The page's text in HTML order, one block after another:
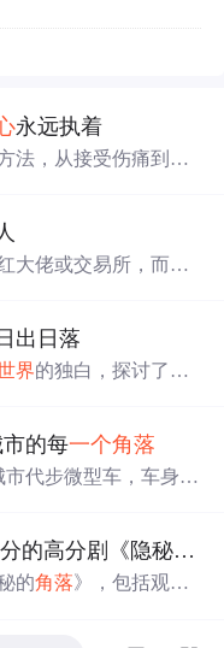
永远执着
法，从接受伤痛到自
大佬或交易所，而是
实生活的每
出日落
界的独白，探讨了人
的每一个角落
市代步微型车，车身小
，适合日常通勤使
分析20万条弹幕告诉你，8.9分的高分剧《隐秘的
的角落》，包括观众